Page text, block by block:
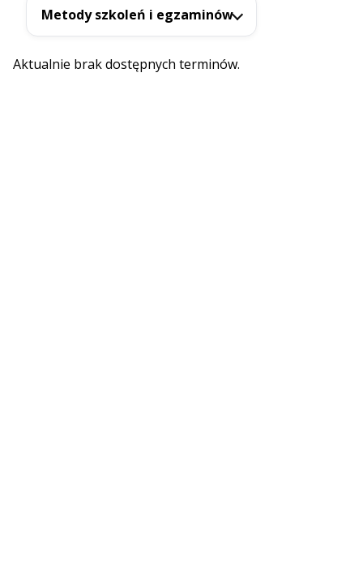
Metody szkoleń i egzaminów
Aktualnie brak dostępnych terminów.